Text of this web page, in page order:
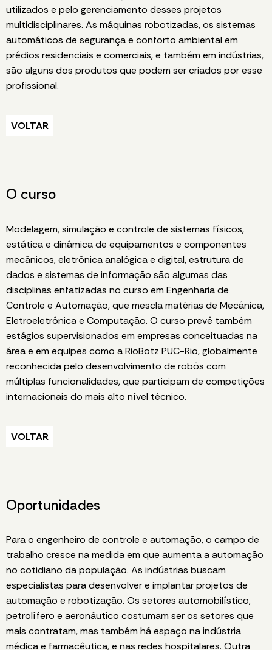
utilizados e pelo gerenciamento desses projetos
multidisciplinares. As máquinas robotizadas, os sistemas
automáticos de segurança e conforto ambiental em
prédios residenciais e comerciais, e também em indústrias,
são alguns dos produtos que podem ser criados por esse
profissional.
VOLTAR
O curso
Modelagem, simulação e controle de sistemas físicos,
estática e dinâmica de equipamentos e componentes
mecânicos, eletrônica analógica e digital, estrutura de
dados e sistemas de informação são algumas das
disciplinas enfatizadas no curso em Engenharia de
Controle e Automação, que mescla matérias de Mecânica,
Eletroeletrônica e Computação. O curso prevê também
estágios supervisionados em empresas conceituadas na
área e em equipes como a RioBotz PUC-Rio, globalmente
reconhecida pelo desenvolvimento de robôs com
múltiplas funcionalidades, que participam de competições
internacionais do mais alto nível técnico.
VOLTAR
Oportunidades
Para o engenheiro de controle e automação, o campo de
trabalho cresce na medida em que aumenta a automação
no cotidiano da população. As indústrias buscam
especialistas para desenvolver e implantar projetos de
automação e robotização. Os setores automobilístico,
petrolífero e aeronáutico costumam ser os setores que
mais contratam, mas também há espaço na indústria
médica e farmacêutica, e nas redes hospitalares. Outra